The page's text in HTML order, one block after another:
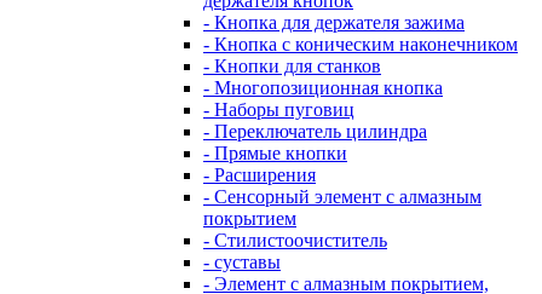
- Кнопка для держателя зажима
- Кнопка с коническим наконечником
- Кнопки для станков
- Многопозиционная кнопка
- Наборы пуговиц
- Переключатель цилиндра
- Прямые кнопки
- Расширения
- Сенсорный элемент с алмазным
покрытием
- Стилистоочиститель
- суставы
- Элемент с алмазным покрытием,